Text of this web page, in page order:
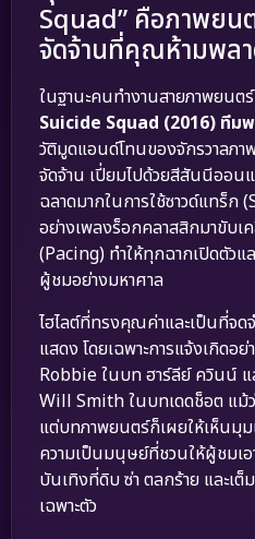
Squad” คือภาพยน
จัดจ้านที่คุณห้ามพล
ในฐานะคนทำงานสายภาพยน
Suicide Squad (2016) ทีม
วัติมูดแอนด์โทนของจักรวาลภา
จัดจ้าน เปี่ยมไปด้วยสีสันนีออน
ฉลาดมากในการใช้ซาวด์แทร็ก
อย่างเพลงร็อกคลาสสิกมาขับเค
(Pacing) ทำให้ทุกฉากเปิดตัว
ผู้ชมอย่างมหาศาล
ไฮไลต์ที่ทรงคุณค่าและเป็นที่จ
แสดง โดยเฉพาะการแจ้งเกิด
Robbie ในบท ฮาร์ลีย์ ควินน์
Will Smith ในบทเดดช็อต แม้ว่
แต่บทภาพยนตร์ก็เผยให้เห็นมุ
ความเป็นมนุษย์ที่ชวนให้ผู้ชมเ
บันเทิงที่ดิบ ซ่า ตลกร้าย และเ
เฉพาะตัว